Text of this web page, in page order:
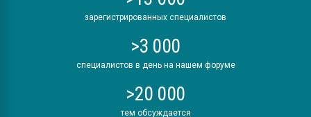
зарегистрированных специалистов
>3 000
специалистов в день на нашем форуме
>20 000
тем обсуждается